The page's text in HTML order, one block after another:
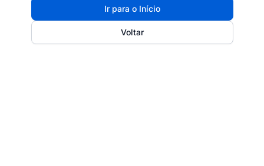
Ir para o Início
Voltar